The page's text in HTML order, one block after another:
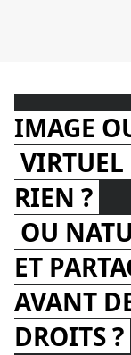
IMAGE
RIEN ?
OU
ET
AVANT
DROITS ?